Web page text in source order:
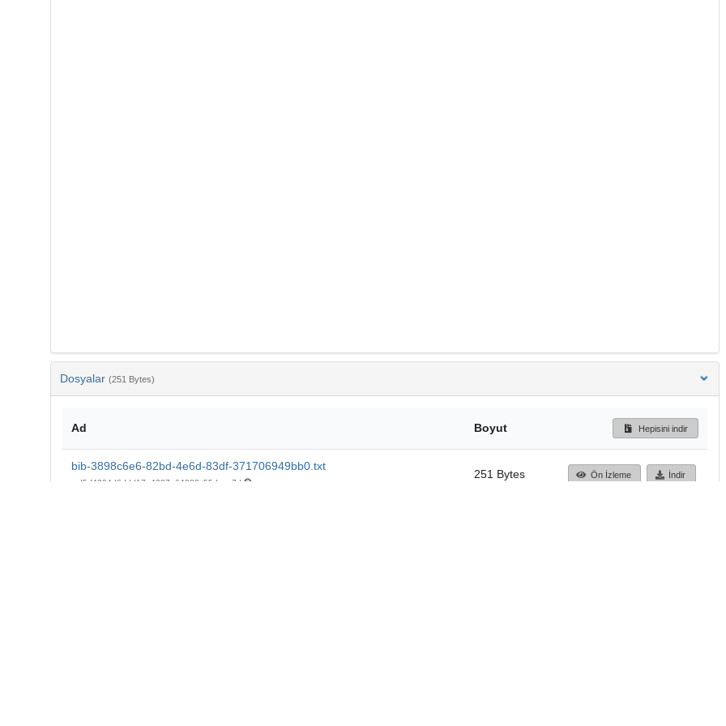
Dosyalar (251 Bytes)
Ad Boyut Hepisini indir
bib-3898c6e6-82bd-4e6d-83df-371706949bb0.txt
md5:f4304d6ddd17a4387a64883c55deec7d
251 Bytes Ön İzleme İndir